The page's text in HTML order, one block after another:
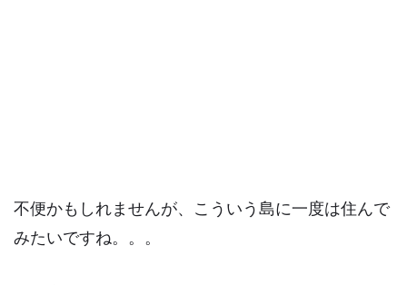
不便かもしれませんが、こういう島に一度は住んで
みたいですね。。。